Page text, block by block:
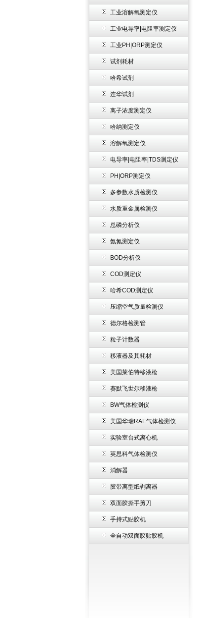
工业溶解氧测定仪
工业电导率|电阻率测定仪
工业PH|ORP测定仪
试剂耗材
哈希试剂
连华试剂
离子浓度测定仪
哈纳测定仪
溶解氧测定仪
电导率|电阻率|TDS测定仪
PH|ORP测定仪
多参数水质检测仪
水质重金属检测仪
总磷分析仪
氨氮测定仪
BOD分析仪
COD测定仪
哈希COD测定仪
压缩空气质量检测仪
德尔格检测管
粒子计数器
移液器及其耗材
美国莱伯特移液枪
赛默飞世尔移液枪
BW气体检测仪
美国华瑞RAE气体检测仪
实验室台式离心机
英思科气体检测仪
消解器
胶带离型纸剥离器
双面胶撕手剪刀
手持式贴胶机
全自动双面胶贴胶机